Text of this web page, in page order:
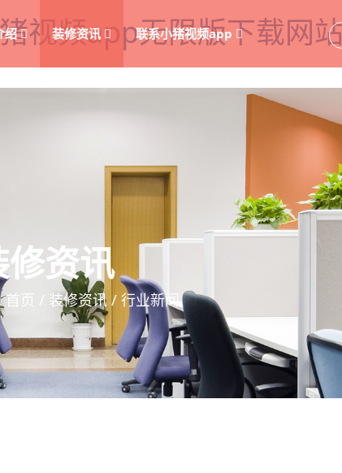
视频app无限版下载网
绍 装修资讯 联系小猪视频app
修资讯
首页 / 装修资讯 / 行业新闻